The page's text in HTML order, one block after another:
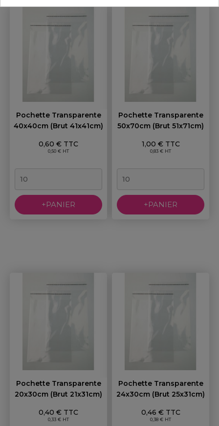
Pochette Transparente
40x40cm (brut 41x41cm)
0,60 € TTC
0,50 € HT
+PANIER
Pochette Transparente
50x70cm (brut 51x71cm)
1,00 € TTC
0,83 € HT
+PANIER
Pochette Transparente
20x30cm (brut 21x31cm)
0,40 € TTC
0,33 € HT
Pochette Transparente
24x30cm (brut 25x31cm)
0,46 € TTC
0,38 € HT